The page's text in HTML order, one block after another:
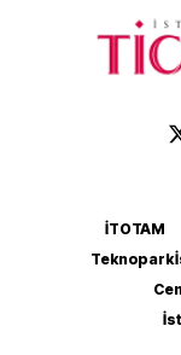
İTOTAM
Teknopark